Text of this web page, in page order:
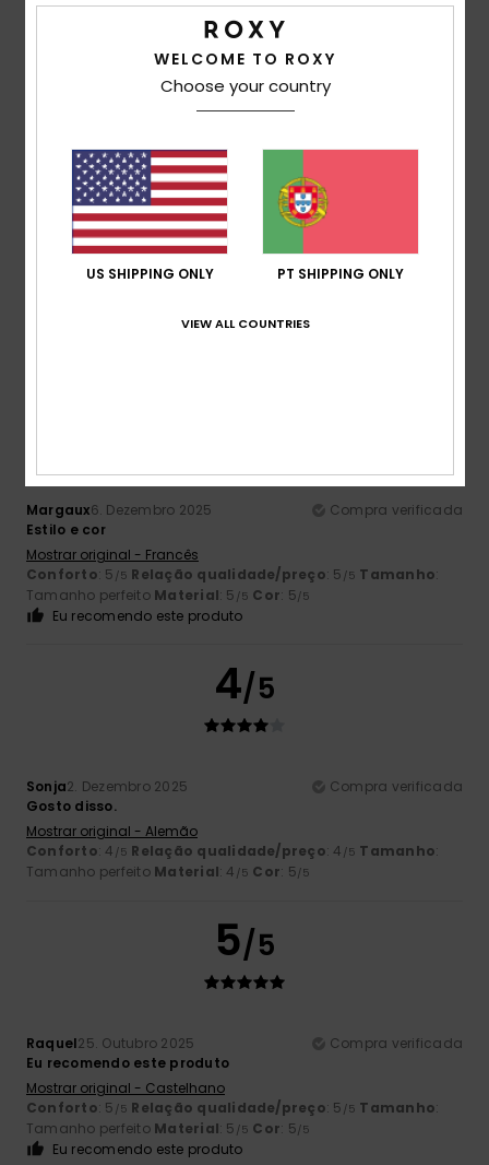
4.7
Relação qualidade/preço
4.7
Tamanho
Muito pequenoDemasiado grande
Material
Margaux6. Dezembro 2025
Compra verificada
Estilo e cor
Mostrar original - Francês
Conforto: 5 /5 Relação qualidade/preço: 5 /5 Tamanho:
Tamanho perfeito Material: 5 /5 Cor: 5/5
Eu recomendo este produto
4/5
Sonja2. Dezembro 2025
Compra verificada
Gosto disso.
Mostrar original - Alemão
Conforto: 4 /5 Relação qualidade/preço: 4 /5 Tamanho:
Tamanho perfeito Material: 4 /5 Cor: 5/5
5/5
Raquel25. Outubro 2025
Compra verificada
Eu recomendo este produto
Mostrar original - Castelhano
Conforto: 5 /5 Relação qualidade/preço: 5 /5 Tamanho:
Tamanho perfeito Material: 5 /5 Cor: 5/5
Eu recomendo este produto
WELCOME TO ROXY
Choose your country
US SHIPPING ONLY PT SHIPPING ONLY
VIEW ALL COUNTRIES